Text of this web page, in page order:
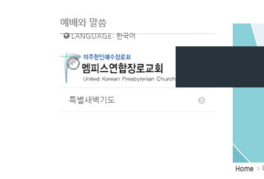
LANGUAGE: 한국어
예배와 말씀
주일 설교
수요 설교
특별새벽기도
Home